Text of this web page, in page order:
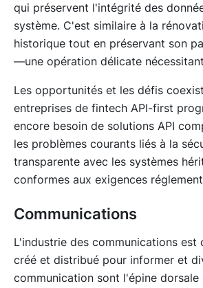
qui préservent l'intégrité des
système. C'est similaire à la
historique tout en préservant son
—une opération délicate
Les opportunités et les défis
entreprises de fintech API-first
encore besoin de solutions API
les problèmes courants liés à la
transparente avec les systèmes
conformes aux exigences
Communications
L'industrie des communications est
créé et distribué pour informer et
communication sont l'épine dorsale